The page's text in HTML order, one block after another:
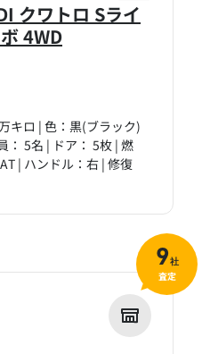
クワトロ Sライ
4WD
キロ | 色：黒(ブラック)
： 5名 | ドア： 5枚 | 燃
| ハンドル：右 | 修復
9社
査定